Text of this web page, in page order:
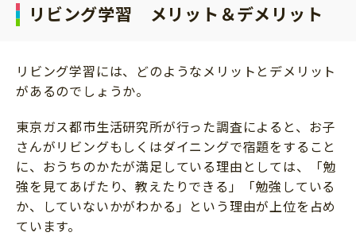
リビング学習 メリット＆デメリット
リビング学習には、どのようなメリットとデメリット
があるのでしょうか。
東京ガス都市生活研究所が行った調査によると、お子
さんがリビングもしくはダイニングで宿題をすること
に、おうちのかたが満足している理由としては、「勉
強を見てあげたり、教えたりできる」「勉強している
か、していないかがわかる」という理由が上位を占め
ています。